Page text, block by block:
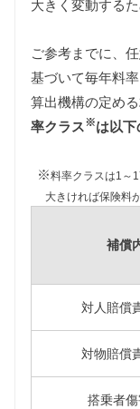
自動車税
自動車税は排
シィB4の型式
またBE5型レ
13年以上が経
ら自動車税が
重量税は車
BE5型レガシ
1500〜
持費は1000〜
ドをもとに算
13年以上が
大きく変動する
ご参考までに、
基づいて毎年料
算出機構の定める
率クラス※は以下
※料率クラスは1～
大きければ保険料
補償
対人賠償
対物賠償
搭乗者